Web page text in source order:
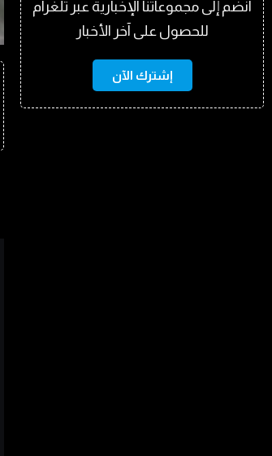
انضم إلى مجموعاتنا الإخبارية عبر تلغرام
للحصول على آخر الأخبار
إشترك الآن